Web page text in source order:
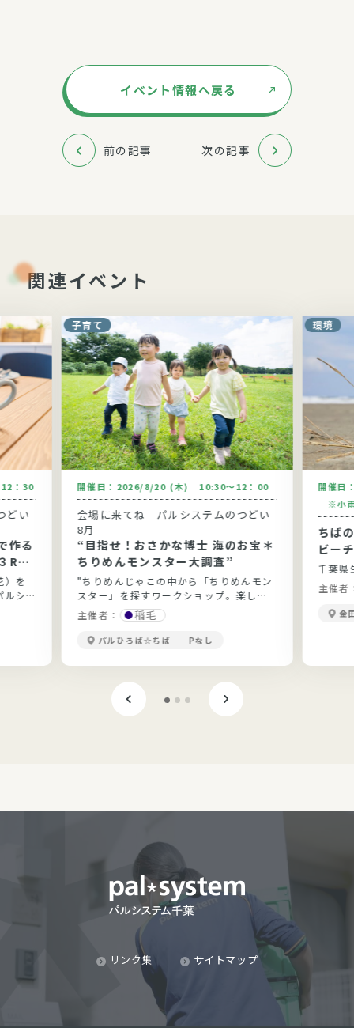
イベント情報へ戻る
前の記事 次の記事
関連イベント
：30
どい
作る
Rの
）を
ルシ
子育て
開催日： 2026/8/20 (木) 10:30～12：00
会場に来てね パルシステムのつどい
8月
“目指せ！おさかな博士 海のお宝＊
ちりめんモンスター大調査”
"ちりめんじゃこの中から「ちりめんモン
スター」を探すワークショップ。楽しみ
ながらお魚と海の環境問題について学び
ます。"
主催者： 稲毛
パルひろば☆ちば Pなし
環境
開催日
※小
ちば
ビー
千葉県
主催者
金
リンク集 サイトマップ